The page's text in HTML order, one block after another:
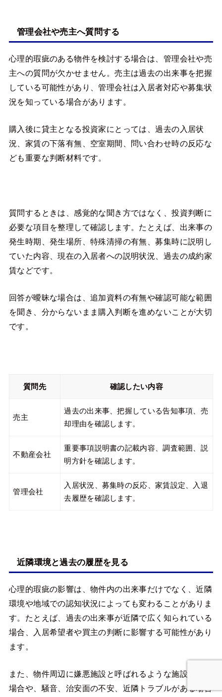
管理会社や売主へ質問する
心理的瑕疵のある物件を検討する場合は、管理会社や売
主への質問が欠かせません。売主は過去の出来事を把握
している可能性があり、管理会社は入居者対応や募集状
況を知っている場合があります。
購入後に貸主となる投資家にとっては、過去の入居状
況、家賃の下落有無、空室期間、問い合わせ時の反応な
ども重要な判断材料です。
質問するときは、感覚的な聞き方ではなく、投資判断に
必要な項目を整理して確認します。たとえば、出来事の
発生時期、発生場所、特殊清掃の有無、募集時に説明し
ていた内容、現在の入居者への説明状況、過去の成約家
賃などです。
回答が曖昧な場合は、追加資料の有無や確認可能な範囲
を聞き、分からないまま購入判断を進めないことが大切
です。
質問先 確認したい内容
売主
過去の出来事、把握している告知事項、売
却理由を確認します。
不動産会社
重要事項説明書の記載内容、調査範囲、説
明方針を確認します。
管理会社
入居状況、募集時の反応、家賃設定、入退
去履歴を確認します。
近隣環境と過去の履歴を見る
心理的瑕疵の影響は、物件内の出来事だけでなく、近隣
環境や地域での認知状況によっても変わることがありま
す。たとえば、過去の出来事が近隣で広く知られている
場合、入居希望者や買主の判断に影響する可能性があり
ます。
また、物件周辺に嫌悪施設と呼ばれるような施設がある
場合や、騒音、治安面の不安、近隣トラブルがある場合